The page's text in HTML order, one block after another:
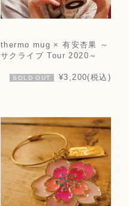
thermo mug × 有安杏果 ～
サクライブ Tour 2020～
SOLD OUT ¥3,200(税込)